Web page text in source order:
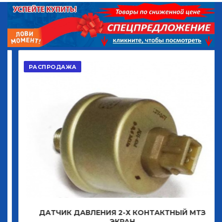
РАСПРОДАЖА
ДАТЧИК ДАВЛЕНИЯ 2-Х КОНТАКТНЫЙ МТЗ